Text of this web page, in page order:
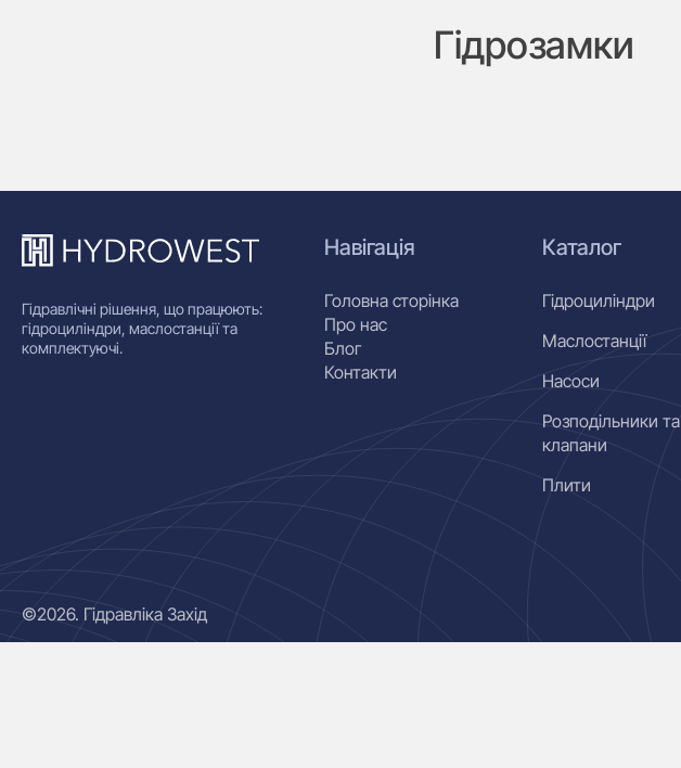
Гідрозамки
Гідравлічні рішення, що працюють:
гідроциліндри, маслостанції та
комплектуючі.
Навігація
Головна сторінка
Про нас
Блог
Контакти
Каталог
Гідроциліндри
Маслостанції
Насоси
Розподільники та
клапани
Плити
©2026. Гідравліка Захід